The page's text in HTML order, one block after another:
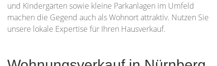
und Kindergärten sowie kleine Parkanlagen im Umfeld
machen die Gegend auch als Wohnort attraktiv. Nutzen Sie
unsere lokale Expertise für Ihren Hausverkauf.